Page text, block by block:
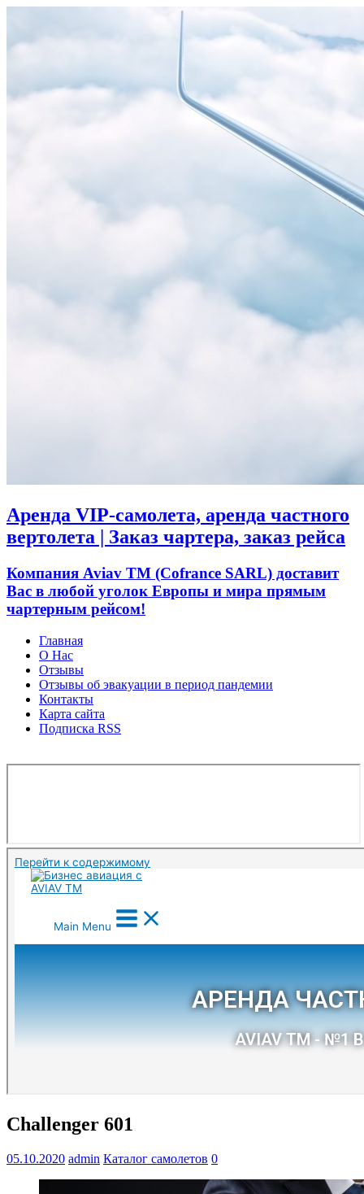
Аренда VIP-самолета, аренда частного
вертолета | Заказ чартера, заказ рейса
Компания Aviav TM (Cofrance SARL) доставит
Вас в любой уголок Европы и мира прямым
чартерным рейсом!
Главная
О Нас
Отзывы
Отзывы об эвакуации в период пандемии
Контакты
Карта сайта
Подписка RSS
Challenger 601
05.10.2020 admin Каталог самолетов 0
Узнать больше.